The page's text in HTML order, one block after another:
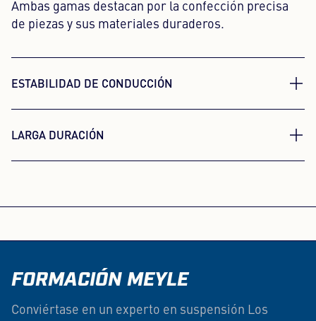
Ambas gamas destacan por la confección precisa
de piezas y sus materiales duraderos.
ESTABILIDAD DE CONDUCCIÓN
conducción segura y controlada
LARGA DURACIÓN
la corrosión.
FORMACIÓN MEYLE
Conviértase en un experto en suspensión Los